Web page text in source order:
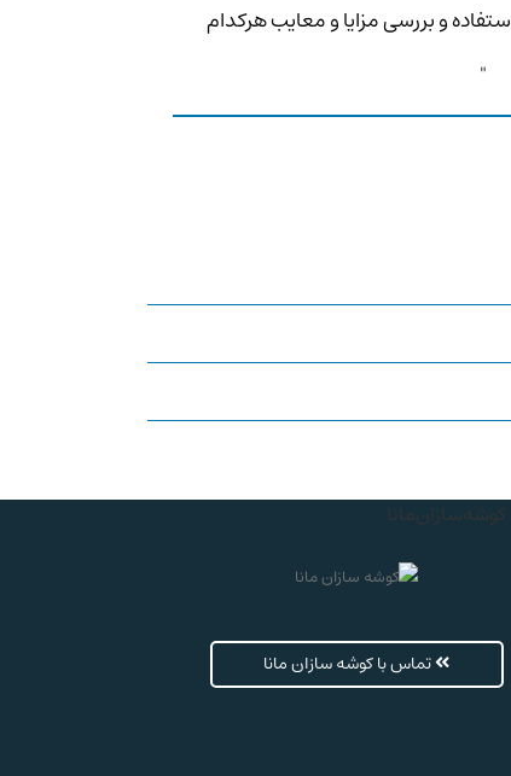
و بررسی مزایا و معایب هرکدام
کوشه‌سازان‌مانا
تماس با کوشه سازان مانا